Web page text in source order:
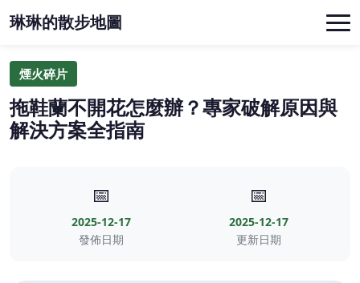
琳琳的散步地圖
煙火碎片
拖鞋蘭不開花怎麼辦？專家破解原因與
解決方案全指南
📅
2025-12-17
發佈日期
📅
2025-12-17
更新日期